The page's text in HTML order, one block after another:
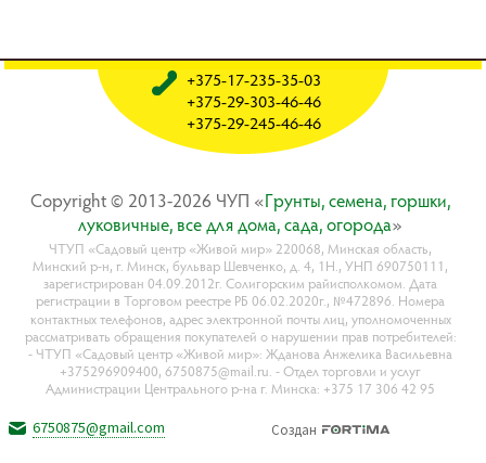
Copyright © 2013-2026 ЧУП «Гpyнты, ceмeнa, гopшки,
лyкoвичныe, вce для дoмa, caдa, oгopoдa»
ЧТУП «Садовый центр «Живой мир» 220068, Минская область,
Минский р-н, г. Минск, бульвар Шевченко, д. 4, 1Н., УНП 690750111,
зарегистрирован 04.09.2012г. Солигорским райисполкомом. Дата
регистрации в Торговом реестре РБ 06.02.2020г., №472896. Номера
контактных телефонов, адрес электронной почты лиц, уполномоченных
рассматривать обращения покупателей о нарушении прав потребителей:
- ЧТУП «Садовый центр «Живой мир»: Жданова Анжелика Васильевна
+375296909400, 6750875@mail.ru. - Отдел торговли и услуг
Администрации Центрального р-на г. Минска: +375 17 306 42 95
+375-17-235-35-03
+375-29-303-46-46
+375-29-245-46-46
6750875@gmail.com Создан